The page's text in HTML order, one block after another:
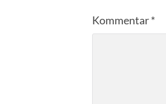
Kommentar*